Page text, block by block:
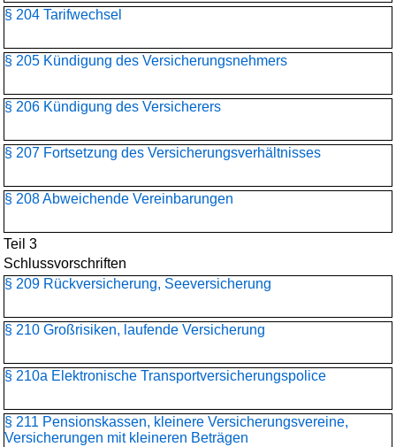
§ 204 Tarifwechsel
§ 205 Kündigung des Versicherungsnehmers
§ 206 Kündigung des Versicherers
§ 207 Fortsetzung des Versicherungsverhältnisses
§ 208 Abweichende Vereinbarungen
Teil 3
Schlussvorschriften
§ 209 Rückversicherung, Seeversicherung
§ 210 Großrisiken, laufende Versicherung
§ 210a Elektronische Transportversicherungspolice
§ 211 Pensionskassen, kleinere Versicherungsvereine,
Versicherungen mit kleineren Beträgen